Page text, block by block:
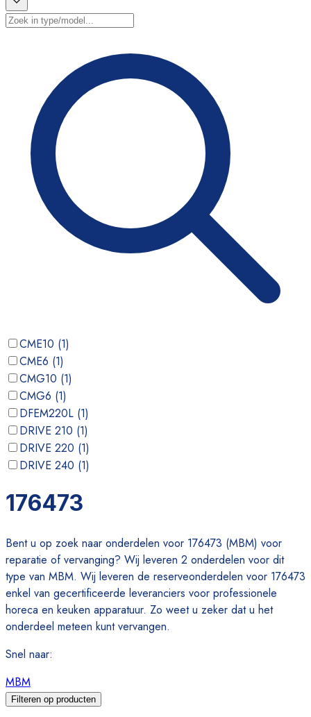
CME10 (1)
CME6 (1)
CMG10 (1)
CMG6 (1)
DFEM220L (1)
DRIVE 210 (1)
DRIVE 220 (1)
DRIVE 240 (1)
FEM110 (1)
176473
Bent u op zoek naar onderdelen voor 176473 (MBM) voor
reparatie of vervanging? Wij leveren 2 onderdelen voor dit
type van MBM. Wij leveren de reserveonderdelen voor 176473
enkel van gecertificeerde leveranciers voor professionele
horeca en keuken apparatuur. Zo weet u zeker dat u het
onderdeel meteen kunt vervangen.
Snel naar:
MBM
Filteren op producten